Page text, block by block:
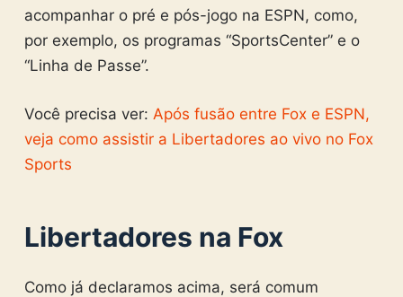
acompanhar o pré e pós-jogo na ESPN, como,
por exemplo, os programas “SportsCenter” e o
“Linha de Passe”.
Você precisa ver: Após fusão entre Fox e ESPN,
veja como assistir a Libertadores ao vivo no Fox
Sports
Libertadores na Fox
Como já declaramos acima, será comum